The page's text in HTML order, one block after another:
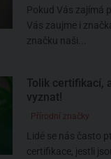
Pokud Vás zajímá
Vás zaujme i
značku naši...
Tolik certifikací,
vyznat!
Přírodní značky
Lidé se nás často
certifikace, jestli